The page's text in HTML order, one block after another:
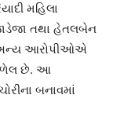
મહિલા
તથા હેતલબેન
અન્ય આરોપીઓએ
મળેલ છે. આ
બનાવમાં